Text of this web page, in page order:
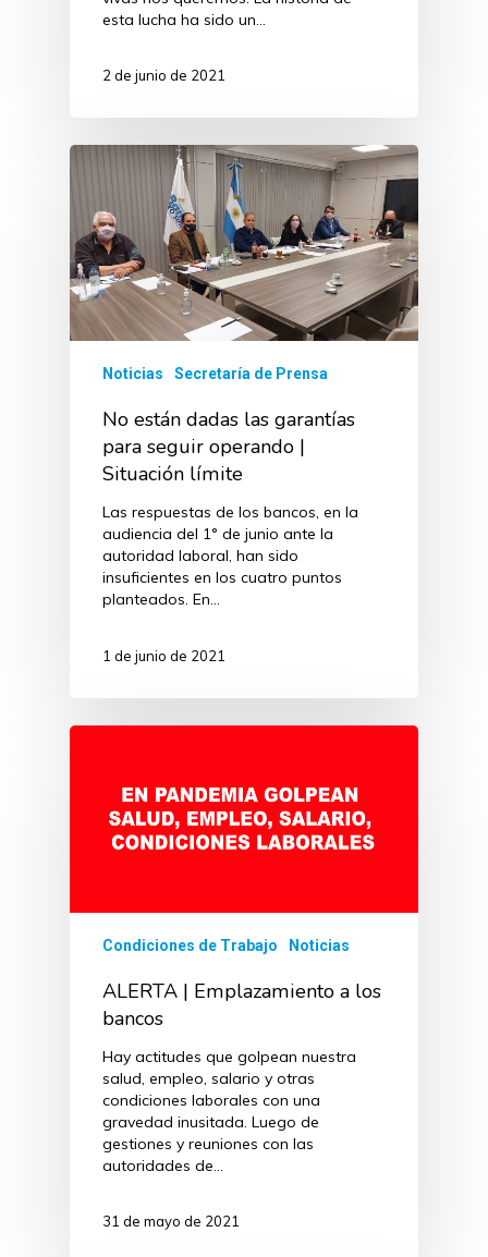
esta lucha ha sido un…
2 de junio de 2021
Noticias Secretaría de Prensa
No están dadas las garantías
para seguir operando |
Situación límite
Las respuestas de los bancos, en la
audiencia del 1° de junio ante la
autoridad laboral, han sido
insuficientes en los cuatro puntos
planteados. En…
1 de junio de 2021
Condiciones de Trabajo Noticias
ALERTA | Emplazamiento a los
bancos
Hay actitudes que golpean nuestra
salud, empleo, salario y otras
condiciones laborales con una
gravedad inusitada. Luego de
gestiones y reuniones con las
autoridades de…
31 de mayo de 2021